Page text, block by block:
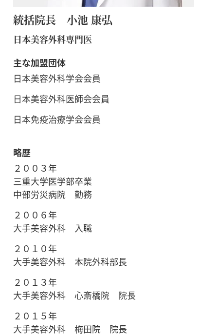
統括院長 小池 康弘
日本美容外科専門医
主な加盟団体
日本美容外科学会会員
日本美容外科医師会会員
日本免疫治療学会会員
略歴
２００３年
三重大学医学部卒業
中部労災病院 勤務
２００６年
大手美容外科 入職
２０１０年
大手美容外科 本院外科部長
２０１３年
大手美容外科 心斎橋院 院長
２０１５年
大手美容外科 梅田院 院長